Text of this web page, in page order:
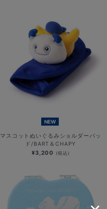
NEW
マスコットぬいぐるみショルダーパッ
ド/BART＆CHAPY
¥3,200 (税込)